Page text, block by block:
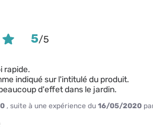
5/5
rapide.
indiqué sur l'intitulé du produit.
d'effet dans le jardin.
, suite à une expérience du16/05/2020